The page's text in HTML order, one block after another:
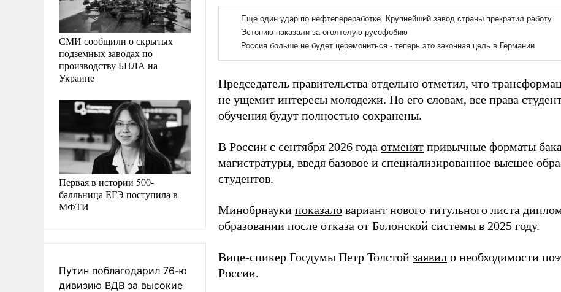
СМИ сообщили о скрытых
подземных заводах по
производству БПЛА на
Украине
Первая в истории 500-
балльница ЕГЭ поступила в
МФТИ
Путин поблагодарил 76-ю
дивизию ВДВ за высокие
Председатель правительства отдельно отметил, что
не ущемит интересы молодежи. По его словам, все права
обучения будут полностью сохранены.
В России с сентября 2026 года отменят привычные форматы
магистратуры, введя базовое и специализированное высшее
студентов.
Минобрнауки показало вариант нового титульного листа
образовании после отказа от Болонской системы в 2025 году.
Вице-спикер Госдумы Петр Толстой заявил о необходимости
России.